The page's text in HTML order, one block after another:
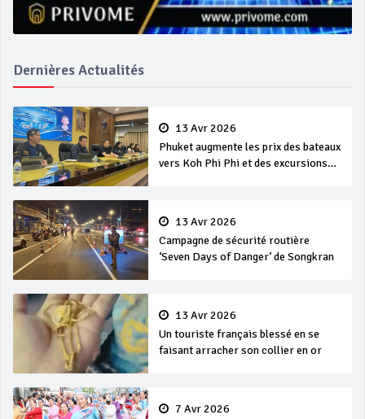
Dernières Actualités
13 Avr 2026
Phuket augmente les prix des bateaux
vers Koh Phi Phi et des excursions
13 Avr 2026
Campagne de sécurité routière
‘Seven Days of Danger’ de Songkran
13 Avr 2026
Un touriste français blessé en se
faisant arracher son collier en or
7 Avr 2026